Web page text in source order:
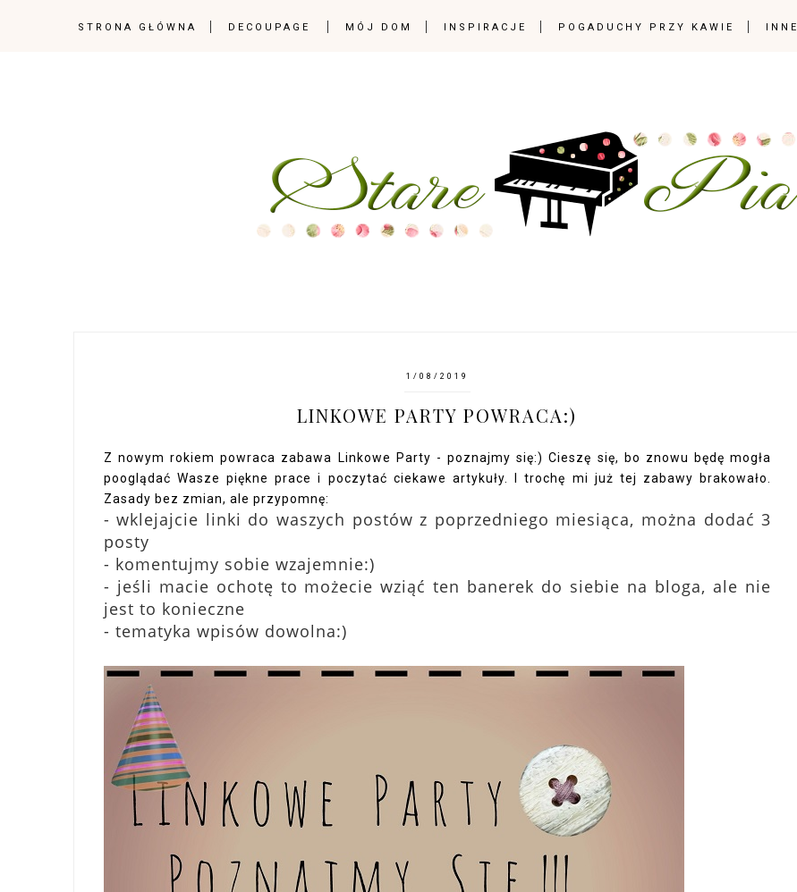
STRONA GŁÓWNA DECOUPAGE MÓJ DOM INSPIRACJE POGADUCHY PRZY KAWIE INNE
1/08/2019
LINKOWE PARTY POWRACA:)
Z nowym rokiem powraca zabawa Linkowe Party - poznajmy się:) Cieszę się, bo znowu będę mogła
pooglądać Wasze piękne prace i poczytać ciekawe artykuły. I trochę mi już tej zabawy brakowało.
Zasady bez zmian, ale przypomnę:
- wklejajcie linki do waszych postów z poprzedniego miesiąca, można dodać 3
posty
- komentujmy sobie wzajemnie:)
- jeśli macie ochotę to możecie wziąć ten banerek do siebie na bloga, ale nie
jest to konieczne
- tematyka wpisów dowolna:)